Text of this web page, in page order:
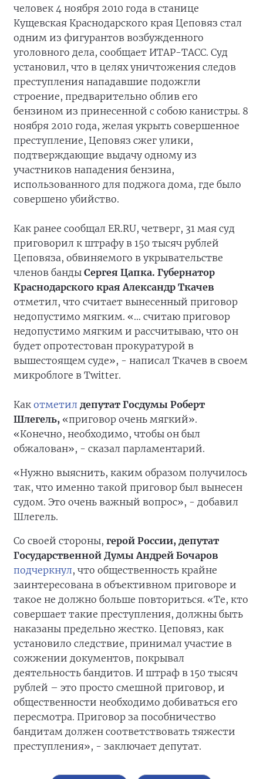
человек 4 ноября 2010 года в станице
Кущевская Краснодарского края Цеповяз стал
одним из фигурантов возбужденного
уголовного дела, сообщает ИТАР-ТАСС. Суд
установил, что в целях уничтожения следов
преступления нападавшие подожгли
строение, предварительно облив его
бензином из принесенной с собою канистры. 8
ноября 2010 года, желая укрыть совершенное
преступление, Цеповяз сжег улики,
подтверждающие выдачу одному из
участников нападения бензина,
использованного для поджога дома, где было
совершено убийство.
Как ранее сообщал ER.RU, четверг, 31 мая суд
приговорил к штрафу в 150 тысяч рублей
Цеповяза, обвиняемого в укрывательстве
членов банды Сергея Цапка. Губернатор
Краснодарского края Александр Ткачев
отметил, что считает вынесенный приговор
недопустимо мягким. «… считаю приговор
недопустимо мягким и рассчитываю, что он
будет опротестован прокуратурой в
вышестоящем суде», - написал Ткачев в своем
микроблоге в Twitter.
Как отметил депутат Госдумы Роберт
Шлегель, «приговор очень мягкий».
«Конечно, необходимо, чтобы он был
обжалован», - сказал парламентарий.
«Нужно выяснить, каким образом получилось
так, что именно такой приговор был вынесен
судом. Это очень важный вопрос», - добавил
Шлегель.
Со своей стороны, герой России, депутат
Государственной Думы Андрей Бочаров
подчеркнул, что общественность крайне
заинтересована в объективном приговоре и
такое не должно больше повториться. «Те, кто
совершает такие преступления, должны быть
наказаны предельно жестко. Цеповяз, как
установило следствие, принимал участие в
сожжении документов, покрывал
деятельность бандитов. И штраф в 150 тысяч
рублей – это просто смешной приговор, и
общественности необходимо добиваться его
пересмотра. Приговор за пособничество
бандитам должен соответствовать тяжести
преступления», - заключает депутат.